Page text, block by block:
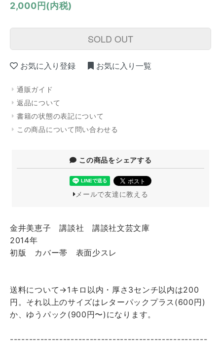
2,000円(内税)
SOLD OUT
お気に入り登録 お気に入り一覧
通販ガイド
返品について
書籍の状態の表記について
この商品について問い合わせる
この商品をシェアする
メールで友達に教える
金井美恵子 講談社 講談社文芸文庫
2014年
初版 カバー帯 表面少スレ
送料について→1キロ以内・厚さ3センチ以内は200
円。それ以上のサイズはレターパックプラス(600円)
か、ゆうパック(900円〜)になります。
----------------------------------------------------